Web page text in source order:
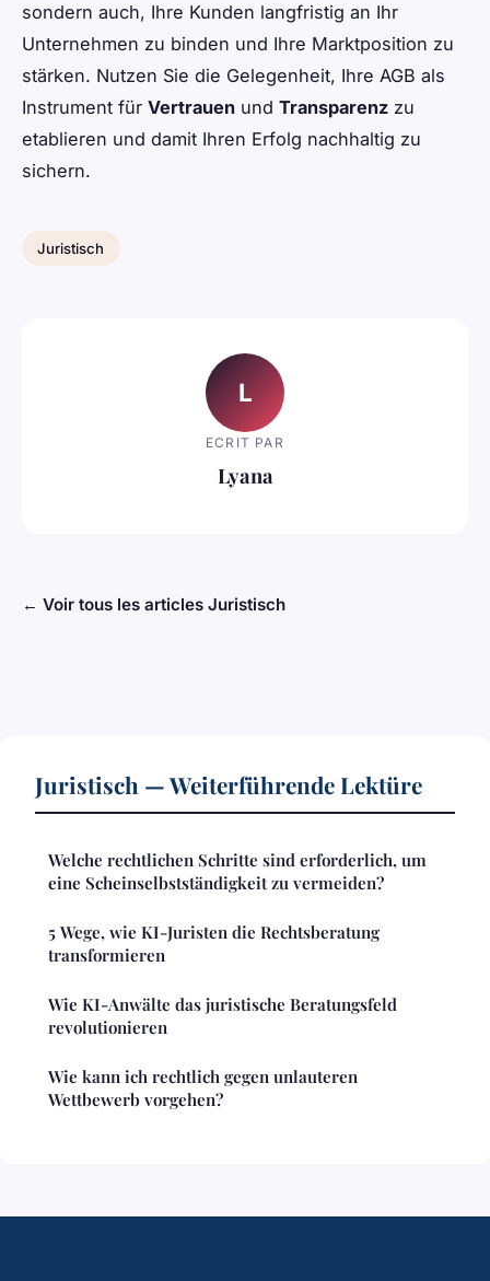
sondern auch, Ihre Kunden langfristig an Ihr
Unternehmen zu binden und Ihre Marktposition zu
stärken. Nutzen Sie die Gelegenheit, Ihre AGB als
Instrument für Vertrauen und Transparenz zu
etablieren und damit Ihren Erfolg nachhaltig zu
sichern.
Juristisch
L
ECRIT PAR
Lyana
← Voir tous les articles Juristisch
Juristisch — Weiterführende Lektüre
Welche rechtlichen Schritte sind erforderlich, um
eine Scheinselbstständigkeit zu vermeiden?
5 Wege, wie KI-Juristen die Rechtsberatung
transformieren
Wie KI-Anwälte das juristische Beratungsfeld
revolutionieren
Wie kann ich rechtlich gegen unlauteren
Wettbewerb vorgehen?